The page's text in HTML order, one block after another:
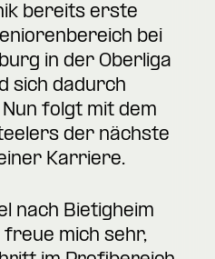
bereits erste
bei
in der Oberliga
sich dadurch
folgt mit dem
der nächste
Karriere.
nach Bietigheim
freue mich sehr,